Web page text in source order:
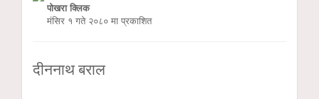
पोखरा क्लिक
मंसिर १ गते २०८० मा प्रकाशित
दीननाथ बराल